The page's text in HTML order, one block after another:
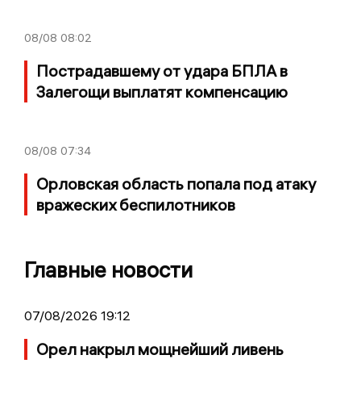
08/08 08:02
Пострадавшему от удара БПЛА в
Залегощи выплатят компенсацию
08/08 07:34
Орловская область попала под атаку
вражеских беспилотников
Главные новости
07/08/2026 19:12
Орел накрыл мощнейший ливень